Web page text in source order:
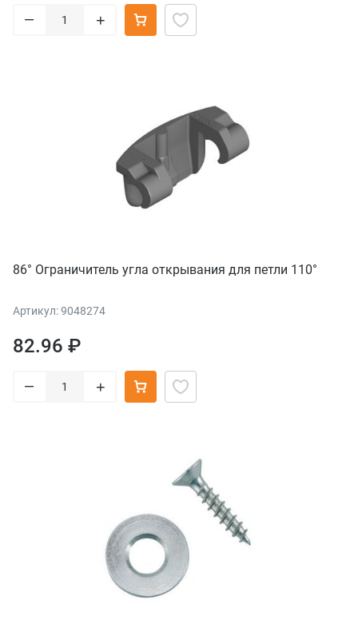
– +
86° Ограничитель угла открывания для петли 110°
Артикул: 9048274
82.96 ₽
– +